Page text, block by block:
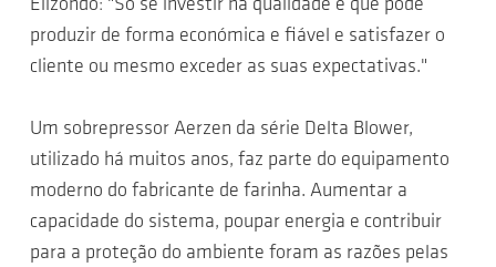
Elizondo: "Só se investir na qualidade é que pode
produzir de forma económica e fiável e satisfazer o
cliente ou mesmo exceder as suas expectativas."
Um sobrepressor Aerzen da série Delta Blower,
utilizado há muitos anos, faz parte do equipamento
moderno do fabricante de farinha. Aumentar a
capacidade do sistema, poupar energia e contribuir
para a proteção do ambiente foram as razões pelas